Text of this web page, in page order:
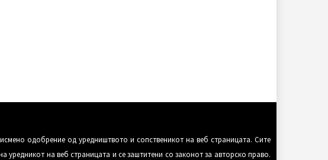
одобрение од уредништвото и сопственикот на веб страницата. Сите
уредникот на веб страницата и се заштитени со законот за авторско право.